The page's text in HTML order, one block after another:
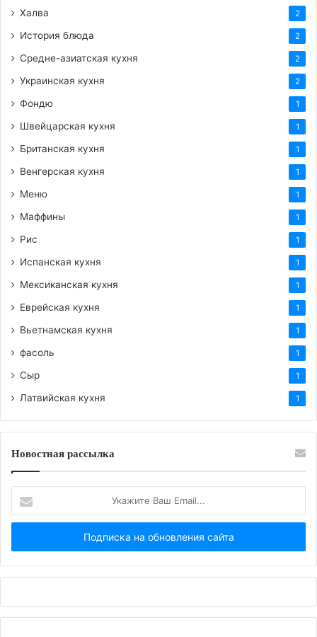
Халва 2
История блюда 2
Средне-азиатская кухня 2
Украинская кухня 2
Фондю 1
Швейцарская кухня 1
Британская кухня 1
Венгерская кухня 1
Меню 1
Маффины 1
Рис 1
Испанская кухня 1
Мексиканская кухня 1
Еврейская кухня 1
Вьетнамская кухня 1
фасоль 1
Сыр 1
Латвийская кухня 1
Новостная рассылка
Ваш
Email...